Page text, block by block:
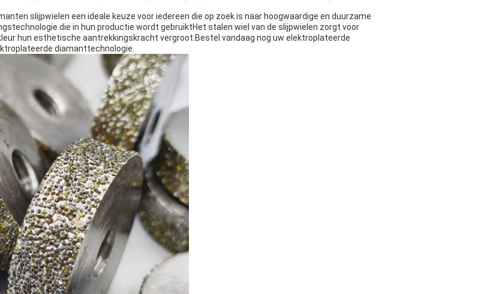
slijpwielen een ideale keuze voor iedereen die op zoek is naar hoogwaardige en duurzame
die in hun productie wordt gebruiktHet stalen wiel van de slijpwielen zorgt voor
hun esthetische aantrekkingskracht vergroot.Bestel vandaag nog uw elektroplateerde
diamanttechnologie.